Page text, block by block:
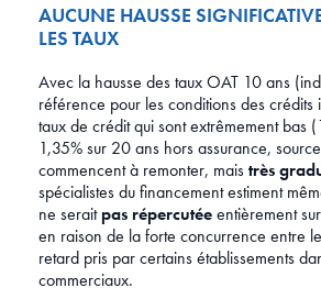
AUCUNE HAUSSE
LES TAUX
Avec la hausse des taux OAT 10 ans
référence pour les conditions des crédits
taux de crédit qui sont extrêmement bas
1,35% sur 20 ans hors assurance,
commencent à remonter, maistrès
spécialistes du financement estiment
ne seraitpas répercutéeentièrement
en raison de la forte concurrence entre
retard pris par certains établissements
commerciaux.